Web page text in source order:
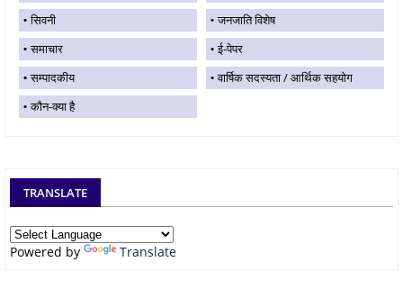
सिवनी
जनजाति विशेष
समाचार
ई-पेपर
सम्पादकीय
वार्षिक सदस्यता / आर्थिक सहयोग
कौन-क्या है
TRANSLATE
Powered by Translate